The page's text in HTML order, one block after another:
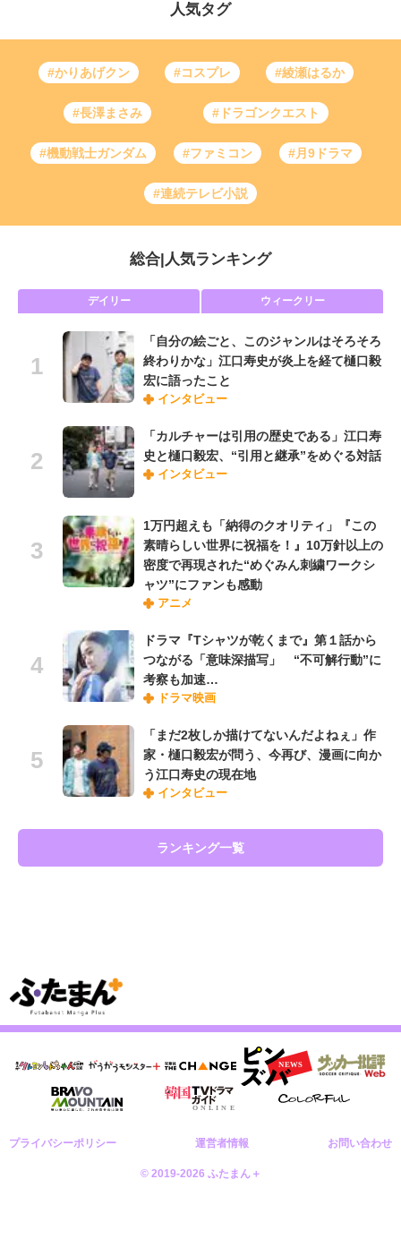
人気タグ
#かりあげクン #コスプレ #綾瀬はるか
#長澤まさみ #ドラゴンクエスト
#機動戦士ガンダム #ファミコン #月9ドラマ
#連続テレビ小説
総合 人気ランキング
デイリー ウィークリー
「自分の絵ごと、このジャンルはそろそろ
終わりかな」江口寿史が炎上を経て樋口毅
宏に語ったこと
インタビュー
「カルチャーは引用の歴史である」江口寿
史と樋口毅宏、“引用と継承”をめぐる対話
インタビュー
1万円超えも「納得のクオリティ」『この
素晴らしい世界に祝福を！』10万針以上の
密度で再現された“めぐみん刺繍ワークシ
ャツ”にファンも感動
アニメ
ドラマ『Tシャツが乾くまで』第１話から
つながる「意味深描写」 “不可解行動”に
考察も加速…
ドラマ映画
「まだ2枚しか描けてないんだよねぇ」作
家・樋口毅宏が問う、今再び、漫画に向か
う江口寿史の現在地
インタビュー
ランキング一覧
プライバシーポリシー 運営者情報 お問い合わせ
© 2019-2026 ふたまん＋